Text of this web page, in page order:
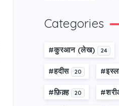
Categories
#कु़रआन (लेख) 24
#हदीस 20
#फ़िक़्ह 20